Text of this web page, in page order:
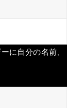
に自分の名前、